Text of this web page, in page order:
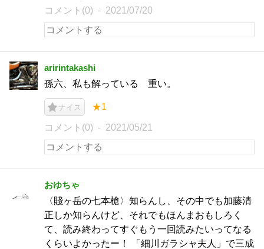
コメント(0) 2021/07/20
aririntakashi
孫六、私も解っている 重い。
ナイス ★1
コメント(0) 2021/05/21
おゆちゃ
〈賤ヶ岳の七本槍〉知らんし、その中でも加藤清
正しか知らんけど、それでもほんまおもしろく
て、読み終わってすぐもう一回読みたいってなる
くらいよかったー！ 「細川ガラシャ夫人」で三成